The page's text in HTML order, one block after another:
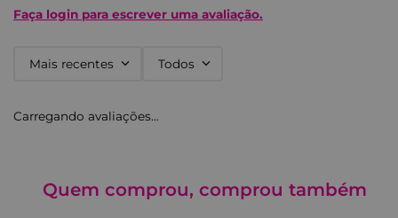
Faça login para escrever uma avaliação.
Mais recentes Todos
Carregando avaliações…
Quem comprou, comprou também